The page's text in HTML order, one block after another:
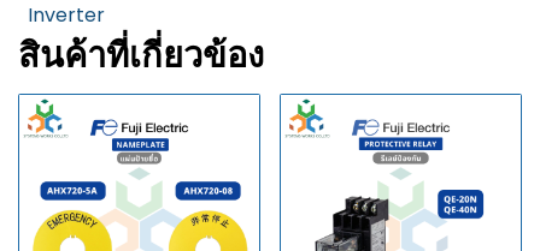
Inverter
สินค้าที่เกี่ยวข้อง